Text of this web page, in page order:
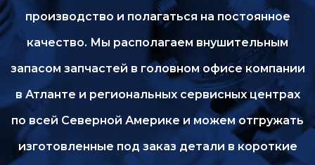
производство и полагаться на постоянное
качество. Мы располагаем внушительным
запасом запчастей в головном офисе компании
в Атланте и региональных сервисных центрах
по всей Северной Америке и можем отгружать
изготовленные под заказ детали в короткие